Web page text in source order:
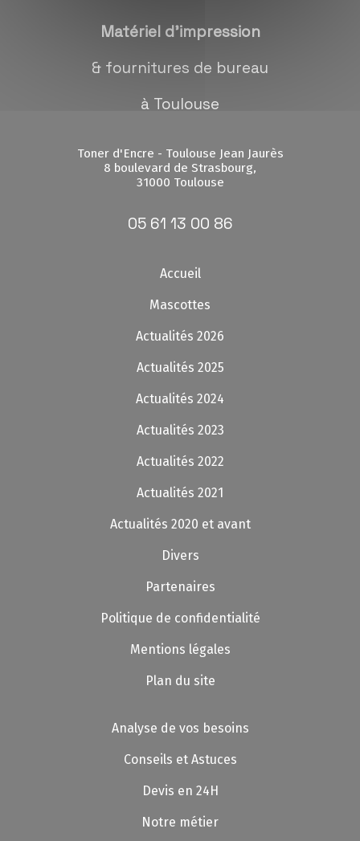
Matériel d'impression
& fournitures de bureau
à Toulouse
Toner d'Encre - Toulouse Jean Jaurès
8 boulevard de Strasbourg,
31000 Toulouse
05 61 13 00 86
Accueil
Mascottes
Actualités 2026
Actualités 2025
Actualités 2024
Actualités 2023
Actualités 2022
Actualités 2021
Actualités 2020 et avant
Divers
Partenaires
Politique de confidentialité
Mentions légales
Plan du site
Analyse de vos besoins
Conseils et Astuces
Devis en 24H
Notre métier